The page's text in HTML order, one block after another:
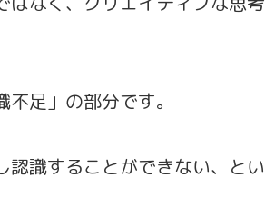
足」の部分です。
識することができない、とい